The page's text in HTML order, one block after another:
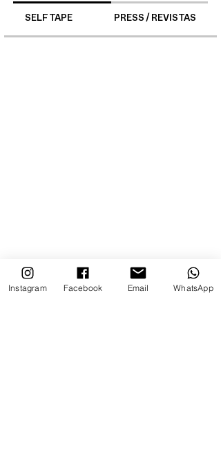
SELF TAPE PRESS / REVISTAS
Instagram Facebook Email WhatsApp